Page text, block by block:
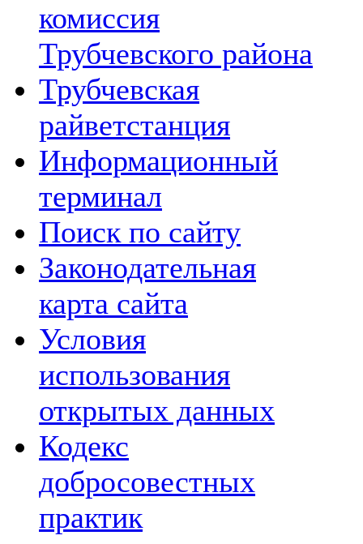
комиссия
Трубчевского района
Трубчевская
райветстанция
Информационный
терминал
Поиск по сайту
Законодательная
карта сайта
Условия
использования
открытых данных
Кодекс
добросовестных
практик